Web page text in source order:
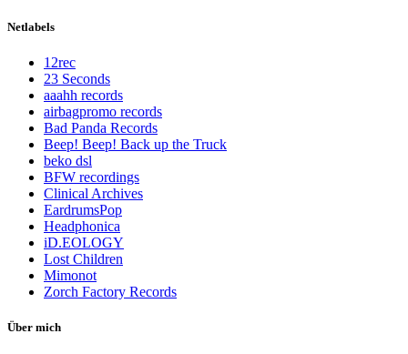
Netlabels
12rec
23 Seconds
aaahh records
airbagpromo records
Bad Panda Records
Beep! Beep! Back up the Truck
beko dsl
BFW recordings
Clinical Archives
EardrumsPop
Headphonica
iD.EOLOGY
Lost Children
Mimonot
Zorch Factory Records
Über mich